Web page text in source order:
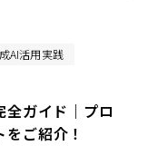
AI活用実践
ガイド｜プロ
ご紹介！